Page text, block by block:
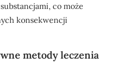
co może
konsekwencji
metody leczenia